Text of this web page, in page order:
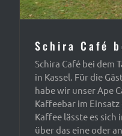
Schira Café
Schira Café bei dem
in Kassel. Für die
habe wir unser Ape
Kaffeebar im
Kaffee lässte es
über das eine oder